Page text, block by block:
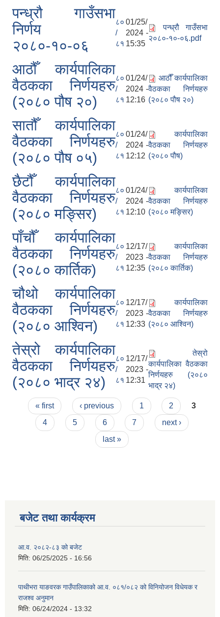
पन्ध्रौ गाउँसभा
निर्णय
२०८०-१०-०६
८०
/
८१
01/25/
2024 -
15:35
पन्ध्रौ गाउँसभा
२०८०-१०-०६.pdf
आठौँ कार्यपालिका
वैठकका निर्णयहरु
(२०८० पौष २०)
८०
/
८१
01/24/
2024 -
12:16
आठौँ कार्यपालिका
वैठकका निर्णयहरु
(२०८० पौष २०)
सातौँ कार्यपालिका
वैठकका निर्णयहरु
(२०८० पौष ०५)
८०
/
८१
01/24/
2024 -
12:12
कार्यपालिका
वैठकका निर्णयहरु
(२०८० पौष)
छैटौँ कार्यपालिका
वैठकका निर्णयहरु
(२०८० मङ्सिर)
८०
/
८१
01/24/
2024 -
12:10
कार्यपालिका
वैठकका निर्णयहरु
(२०८० मङ्सिर)
पाँचौँ कार्यपालिका
वैठकका निर्णयहरु
(२०८० कार्तिक)
८०
/
८१
12/17/
2023 -
12:35
कार्यपालिका
वैठकका निर्णयहरु
(२०८० कार्तिक)
चौथो कार्यपालिका
वैठकका निर्णयहरु
(२०८० आश्विन)
८०
/
८१
12/17/
2023 -
12:33
कार्यपालिका
वैठकका निर्णयहरु
(२०८० आश्विन)
तेस्रो कार्यपालिका
वैठकका निर्णयहरु
(२०८० भाद्र २४)
८०
/
८१
12/17/
2023 -
12:31
तेस्रो
कार्यपालिका वैठकका
निर्णयहरु (२०८०
भाद्र २४)
Pages
« first ‹ previous 1 2
3
4
5 6 7
next ›
last »
बजेट तथा कार्यक्रम
आ.व. २०८२-८३ को बजेट
मिति: 06/25/2025 - 16:56
पाथीभरा याङवरक गाउँपालिकाको आ.व. ०८१/०८२ को विनियोजन विधेयक र
राजश्व अनुमान
मिति: 06/24/2024 - 13:32